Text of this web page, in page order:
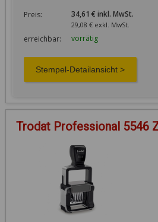
Preis: 34,61 € inkl. MwSt.
29,08 € exkl. MwSt.
erreichbar: vorrätig
Trodat Professional 5546